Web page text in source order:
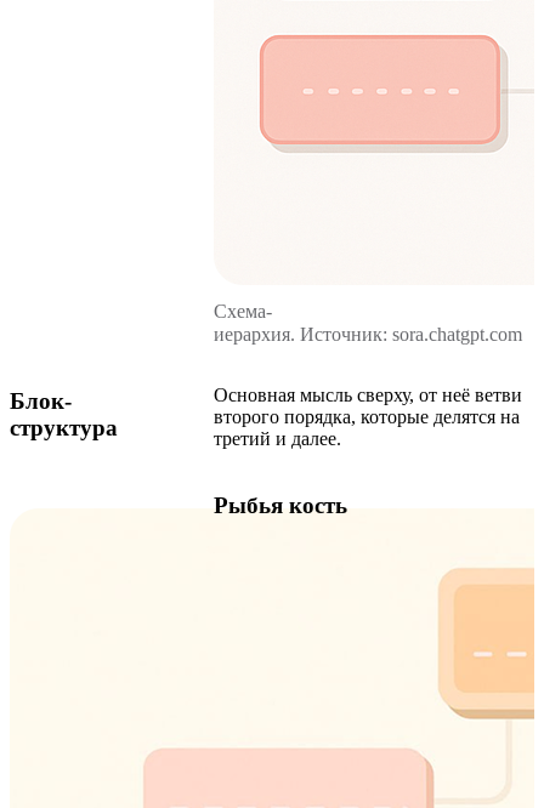
Схема-
иерархия. Источник: sora.chatgpt.com
Блок-
структура
Основная мысль сверху, от неё ветви
второго порядка, которые делятся на
третий и далее.
Рыбья кость